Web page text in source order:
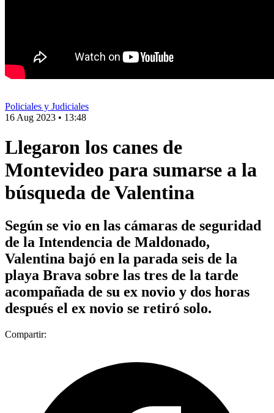
Policiales y Judiciales
16 Aug 2023 • 13:48
Llegaron los canes de
Montevideo para sumarse a la
búsqueda de Valentina
Según se vio en las cámaras de seguridad
de la Intendencia de Maldonado,
Valentina bajó en la parada seis de la
playa Brava sobre las tres de la tarde
acompañada de su ex novio y dos horas
después el ex novio se retiró solo.
Compartir: